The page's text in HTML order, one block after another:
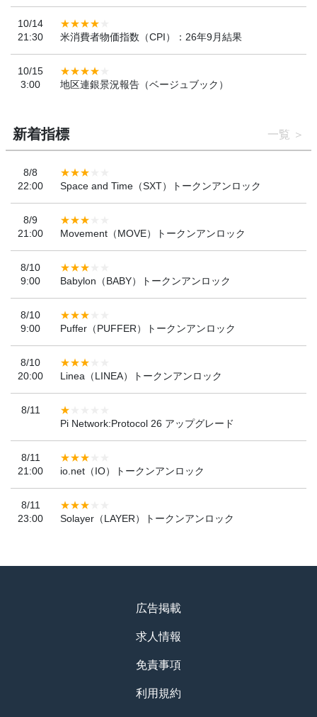
10/14
21:30
米消費者物価指数（CPI）：26年9月結果
10/15
3:00
地区連銀景況報告（ベージュブック）
新着指標 一覧
8/8
22:00
Space and Time（SXT）トークンアンロック
8/9
21:00
Movement（MOVE）トークンアンロック
8/10
9:00
Babylon（BABY）トークンアンロック
8/10
9:00
Puffer（PUFFER）トークンアンロック
8/10
20:00
Linea（LINEA）トークンアンロック
8/11
Pi Network:Protocol 26 アップグレード
8/11
21:00
io.net（IO）トークンアンロック
8/11
23:00
Solayer（LAYER）トークンアンロック
広告掲載
求人情報
免責事項
利用規約